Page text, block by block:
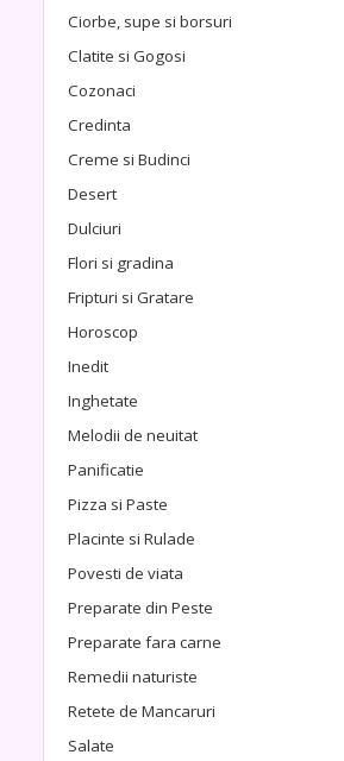
Ciorbe, supe si borsuri
Clatite si Gogosi
Cozonaci
Credinta
Creme si Budinci
Desert
Dulciuri
Flori si gradina
Fripturi si Gratare
Horoscop
Inedit
Inghetate
Melodii de neuitat
Panificatie
Pizza si Paste
Placinte si Rulade
Povesti de viata
Preparate din Peste
Preparate fara carne
Remedii naturiste
Retete de Mancaruri
Salate